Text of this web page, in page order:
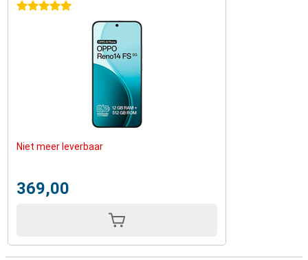
5 sterren
Niet meer leverbaar
369,00